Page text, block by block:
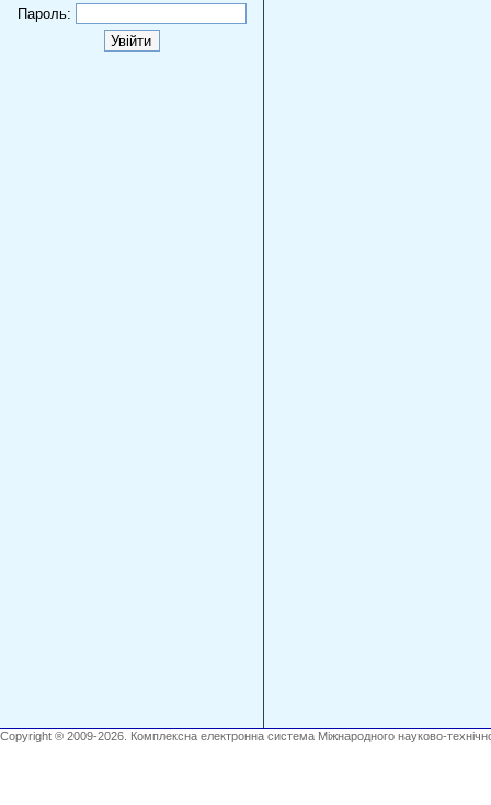
Пароль:
Copyright ® 2009-2026. Комплексна електронна система Міжнародного науково-